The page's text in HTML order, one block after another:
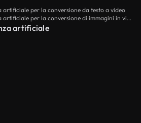
artificiale per la conversione da testo a video
Flussi di lavoro di intelligenza artificiale per la conversione di immagini in video
artificiale